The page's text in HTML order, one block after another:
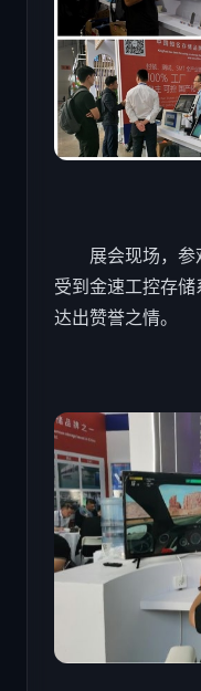
展会现场，参
受到金速工控存
达出赞誉之情。